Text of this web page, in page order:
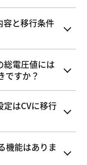
容と移行条件
総電圧値には
ですか？
定はCVに移行
機能はありま